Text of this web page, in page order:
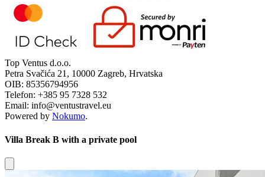
Top Ventus d.o.o.
Petra Svačića 21, 10000 Zagreb, Hrvatska
OIB: 85356794956
Telefon: +385 95 7328 532
Email: info@ventustravel.eu
Powered by Nokumo.
Villa Break B with a private pool
Close modal